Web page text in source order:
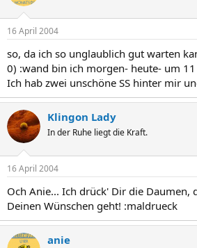
16 April 2004
so, da ich so unglaublich gut warten
0) :wand bin ich morgen- heute- um
Ich hab zwei unschöne SS hinter mir
Klingon Lady
In der Ruhe liegt die Kraft.
16 April 2004
Och Anie... Ich drück' Dir die Daumen,
Deinen Wünschen geht! :maldrueck
anie